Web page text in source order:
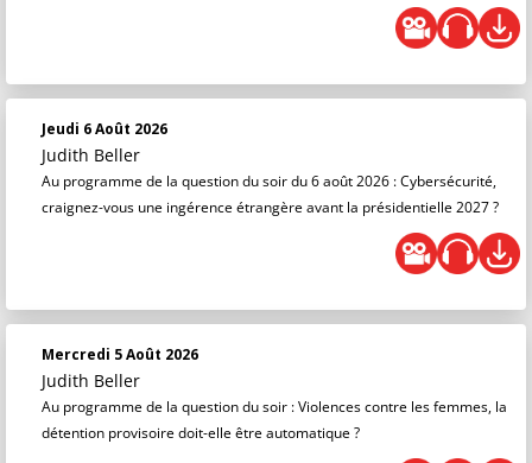
Jeudi 6 Août 2026
Judith Beller
Au programme de la question du soir du 6 août 2026 : Cybersécurité,
craignez-vous une ingérence étrangère avant la présidentielle 2027 ?
Mercredi 5 Août 2026
Judith Beller
Au programme de la question du soir : Violences contre les femmes, la
détention provisoire doit-elle être automatique ?